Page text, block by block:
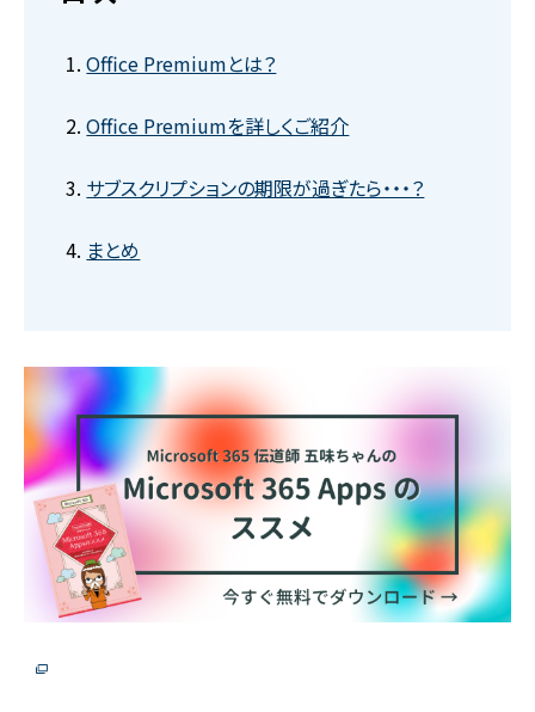
Office Premiumとは？
Office Premiumを詳しくご紹介
サブスクリプションの期限が過ぎたら・・・？
まとめ